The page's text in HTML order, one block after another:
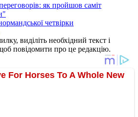
як пройшов саміт
четвірки
виділіть необхідний текст і
повідомити про це редакцію.